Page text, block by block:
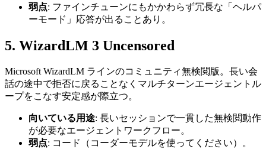
弱点: ファインチューンにもかかわらず冗長な「ヘルパ
ーモード」応答が出ることあり。
5. WizardLM 3 Uncensored
Microsoft WizardLM ラインのコミュニティ無検閲版。長い会
話の途中で拒否に戻ることなくマルチターンエージェントル
ープをこなす安定感が際立つ。
向いている用途: 長いセッションで一貫した無検閲動作
が必要なエージェントワークフロー。
弱点: コード（コーダーモデルを使ってください）。